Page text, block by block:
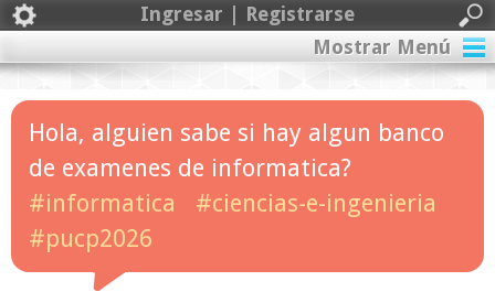
Ingresar | Registrarse
Mostrar Menú
Hola, alguien sabe si hay algun banco
de examenes de informatica?
#informatica
#ciencias-e-ingenieria
#pucp2026